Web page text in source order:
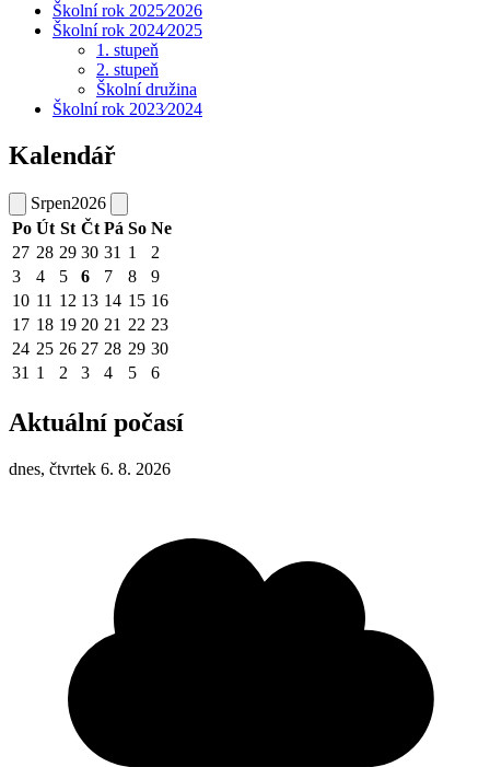
Školní rok 2025⁄2026
Školní rok 2024⁄2025
1. stupeň
2. stupeň
Školní družina
Školní rok 2023⁄2024
Kalendář
Srpen2026
Po Út St Čt Pá So Ne
27 28 29 30 31 1
2
3
4 5 6 7 8
9
10 11 12 13 14 15 16
17 18 19 20 21 22 23
24 25 26 27 28 29 30
31 1 2 3 4 5 6
Aktuální počasí
dnes, čtvrtek 6. 8. 2026